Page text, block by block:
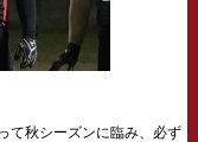
て秋シーズンに臨み、必ず